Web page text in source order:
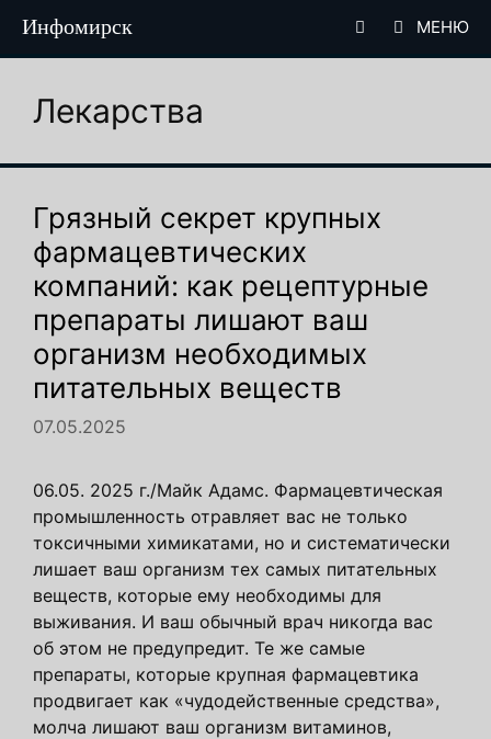
содержимому
Инфомирск МЕНЮ
Лекарства
Грязный секрет крупных
фармацевтических
компаний: как рецептурные
препараты лишают ваш
организм необходимых
питательных веществ
07.05.2025
06.05. 2025 г./Майк Адамс. Фармацевтическая
промышленность отравляет вас не только
токсичными химикатами, но и систематически
лишает ваш организм тех самых питательных
веществ, которые ему необходимы для
выживания. И ваш обычный врач никогда вас
об этом не предупредит. Те же самые
препараты, которые крупная фармацевтика
продвигает как «чудодейственные средства»,
молча лишают ваш организм витаминов,